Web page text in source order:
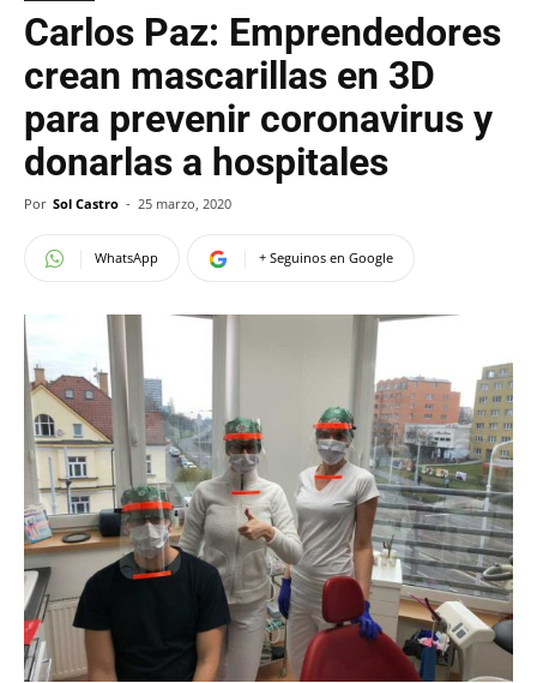
Carlos Paz: Emprendedores
crean mascarillas en 3D
para prevenir coronavirus y
donarlas a hospitales
Por Sol Castro - 25 marzo, 2020
WhatsApp + Seguinos en Google